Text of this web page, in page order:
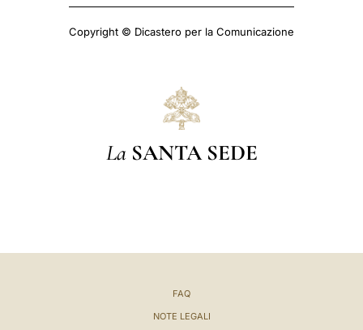
Copyright © Dicastero per la Comunicazione
La SANTA SEDE
FAQ
NOTE LEGALI